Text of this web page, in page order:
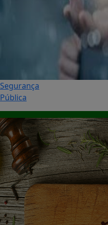
Segurança
Pública